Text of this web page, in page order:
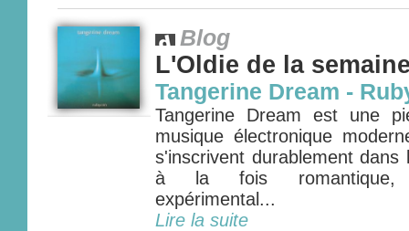
Blog
L'Oldie de la
Tangerine Dream -
Tangerine Dream est une
musique électronique
s'inscrivent durablement
à la fois romantique,
expérimental...
Lire la suite